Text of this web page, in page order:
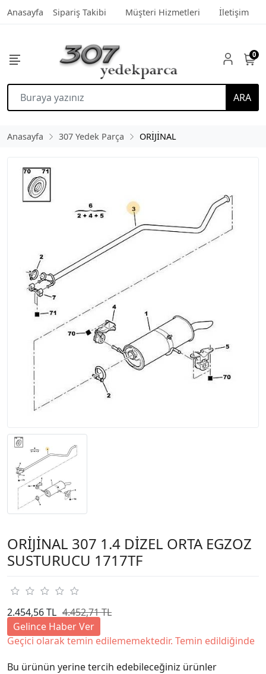
Anasayfa Sipariş Takibi Müşteri Hizmetleri İletişim
ARA
0
Anasayfa 307 Yedek Parça ORİJİNAL
ORİJİNAL 307 1.4 DİZEL ORTA EGZOZ
SUSTURUCU 1717TF
2.454,56 TL 4.452,71 TL
Gelince Haber Ver
Geçici olarak temin edilememektedir. Temin edildiğinde
Bu ürünün yerine tercih edebileceğiniz ürünler